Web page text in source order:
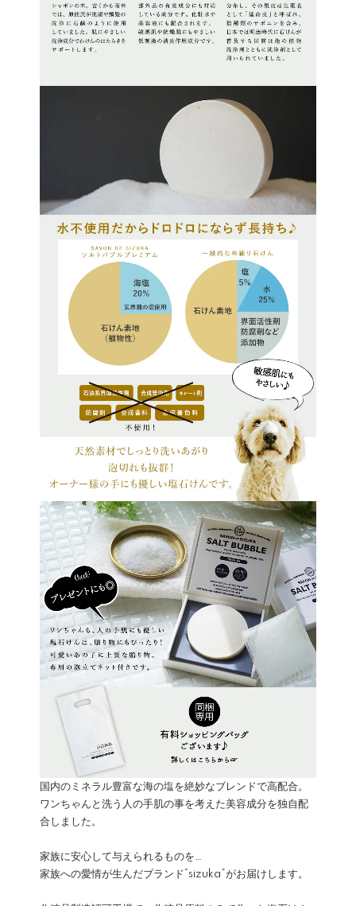
国内のミネラル豊富な海の塩を絶妙なブレンドで高配合。
ワンちゃんと洗う人の手肌の事を考えた美容成分を独自配
合しました。
家族に安心して与えられるものを…
家族への愛情が生んだブランド“sizuka”がお届けします。